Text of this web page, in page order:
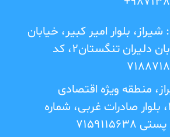
بلوار امیر کبیر، خیابان
فاخته ، خیابان دلیران تنگستان2، کد
منطقه ویژه اقتصادی
شیراز، فاز 2، بلوار صادرات غربی، شماره